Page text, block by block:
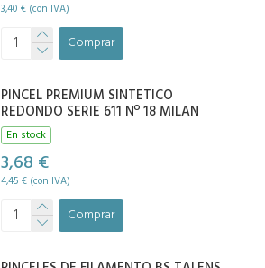
3,40 € (con IVA)
Comprar
PINCEL PREMIUM SINTETICO
REDONDO SERIE 611 Nº 18 MILAN
En stock
3,68 €
4,45 € (con IVA)
Comprar